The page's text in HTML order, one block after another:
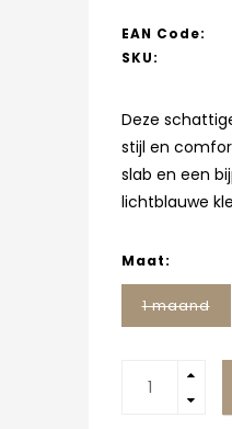
EAN Code:
SKU:
Deze
stijl en
slab en een
lichtblauwe
Maat:
1 maand